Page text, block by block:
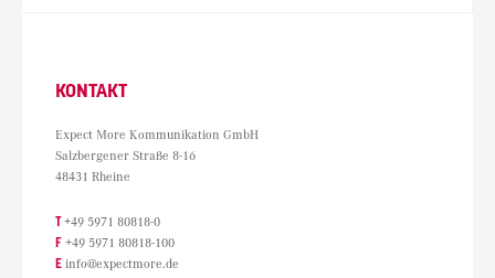
KONTAKT
Expect More Kommunikation GmbH
Salzbergener Straße 8-16
48431 Rheine
T +49 5971 80818-0
F +49 5971 80818-100
E info@expectmore.de